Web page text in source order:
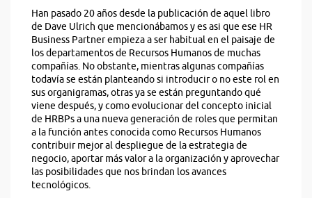
Han pasado 20 años desde la publicación de aquel libro
de Dave Ulrich que mencionábamos y es asi que ese HR
Business Partner empieza a ser habitual en el paisaje de
los departamentos de Recursos Humanos de muchas
compañías. No obstante, mientras algunas compañías
todavía se están planteando si introducir o no este rol en
sus organigramas, otras ya se están preguntando qué
viene después, y como evolucionar del concepto inicial
de HRBPs a una nueva generación de roles que permitan
a la función antes conocida como Recursos Humanos
contribuir mejor al despliegue de la estrategia de
negocio, aportar más valor a la organización y aprovechar
las posibilidades que nos brindan los avances
tecnológicos.